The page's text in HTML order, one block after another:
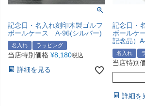
記念日・名入れ刻印木製ゴルフ
ボールケース A-96(シルバー)
名入れ ラッピング
当店特別価格 ¥8,180税込
詳細を見る
記念日・
ボールケ
記念品）
名入れ
当店特別
詳細を